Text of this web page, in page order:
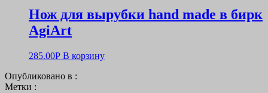
Нож для вырубки hand made в бирк
AgiArt
285.00Р В корзину
Опубликовано в :
Метки :